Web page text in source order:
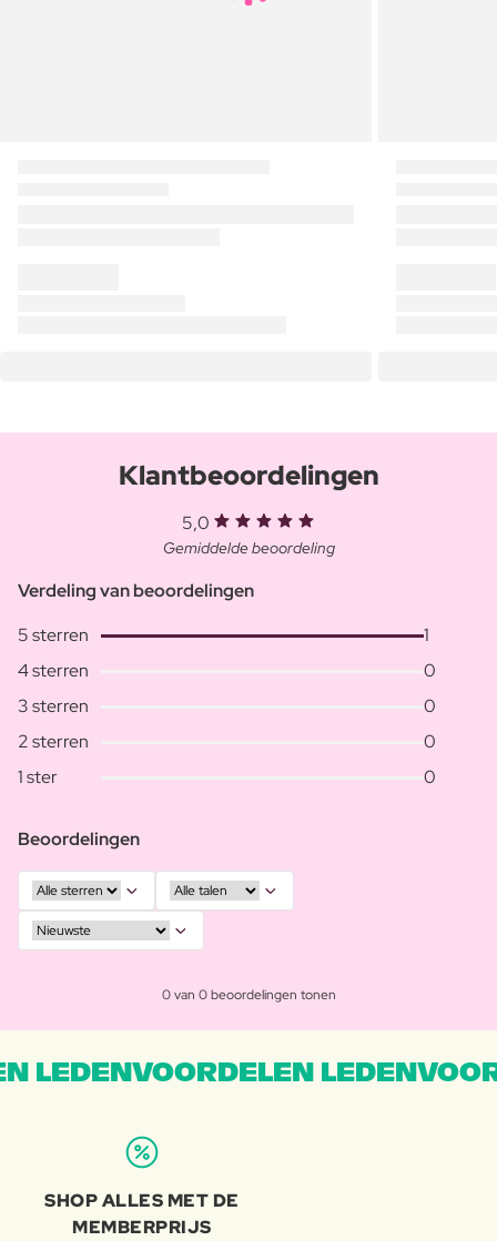
Klantbeoordelingen
5,0
Gemiddelde beoordeling
Verdeling van beoordelingen
5 sterren
1
4 sterren
0
3 sterren
0
2 sterren
0
1 ster
0
Beoordelingen
0 van 0 beoordelingen tonen
LEDENVOORDELEN
SHOP ALLES MET DE
MEMBERPRIJS